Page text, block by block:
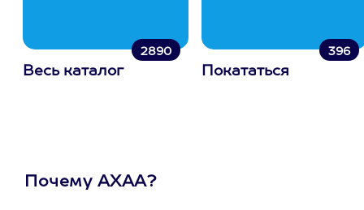
2890
Весь каталог
396
Покататься
Почему АХАА?